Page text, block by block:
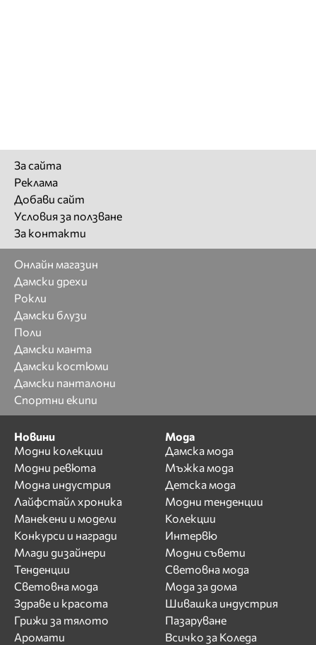
За сайта
Реклама
Добави сайт
Условия за ползване
За контакти
Онлайн магазин
Дамски дрехи
Рокли
Дамски блузи
Поли
Дамски манта
Дамски костюми
Дамски панталони
Спортни екипи
Новини
Модни колекции
Модни ревюта
Модна индустрия
Лайфстайл хроника
Манекени и модели
Конкурси и награди
Млади дизайнери
Тенденции
Световна мода
Здраве и красота
Грижи за тялото
Аромати
Мода
Дамска мода
Мъжка мода
Детска мода
Модни тенденции
Колекции
Интервю
Модни съвети
Световна мода
Мода за дома
Шивашка индустрия
Пазаруване
Всичко за Коледа